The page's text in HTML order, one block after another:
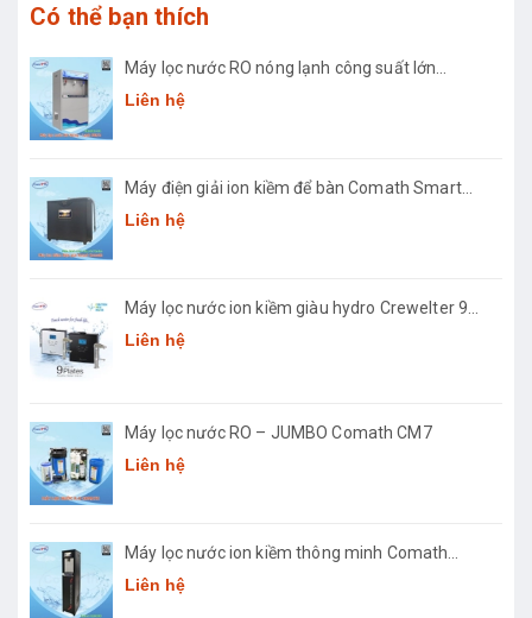
Có thể bạn thích
Máy lọc nước RO nóng lạnh công suất lớn
Comath CM2681-50
Liên hệ
Máy điện giải ion kiềm để bàn Comath Smart
CM-3668
Liên hệ
Máy lọc nước ion kiềm giàu hydro Crewelter 9
Hàn Quốc
Liên hệ
Máy lọc nước RO – JUMBO Comath CM7
Liên hệ
Máy lọc nước ion kiềm thông minh Comath
Smart CM3668
Liên hệ